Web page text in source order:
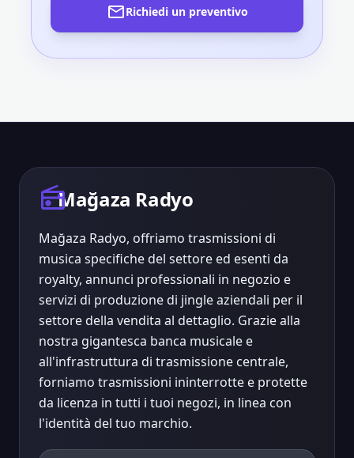
mailRichiedi un preventivo
radioMağaza Radyo
Mağaza Radyo, offriamo trasmissioni di
musica specifiche del settore ed esenti da
royalty, annunci professionali in negozio e
servizi di produzione di jingle aziendali per il
settore della vendita al dettaglio. Grazie alla
nostra gigantesca banca musicale e
all'infrastruttura di trasmissione centrale,
forniamo trasmissioni ininterrotte e protette
da licenza in tutti i tuoi negozi, in linea con
l'identità del tuo marchio.